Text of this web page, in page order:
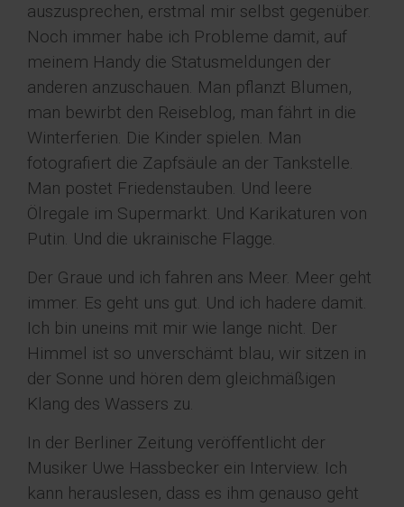
auszusprechen, erstmal mir selbst gegenüber.
Noch immer habe ich Probleme damit, auf
meinem Handy die Statusmeldungen der
anderen anzuschauen. Man pflanzt Blumen,
man bewirbt den Reiseblog, man fährt in die
Winterferien. Die Kinder spielen. Man
fotografiert die Zapfsäule an der Tankstelle.
Man postet Friedenstauben. Und leere
Ölregale im Supermarkt. Und Karikaturen von
Putin. Und die ukrainische Flagge.
Der Graue und ich fahren ans Meer. Meer geht
immer. Es geht uns gut. Und ich hadere damit.
Ich bin uneins mit mir wie lange nicht. Der
Himmel ist so unverschämt blau, wir sitzen in
der Sonne und hören dem gleichmäßigen
Klang des Wassers zu.
In der Berliner Zeitung veröffentlicht der
Musiker Uwe Hassbecker ein Interview. Ich
kann herauslesen, dass es ihm genauso geht